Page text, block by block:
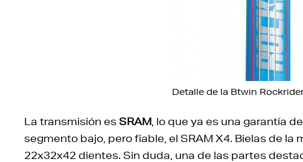
Detalle de la Btwin
La transmisión esSRAM , lo que ya es una garantía
segmento bajo, pero fiable, el SRAM X4. Bielas de
22x32x42 dientes. Sin duda, una de las partes